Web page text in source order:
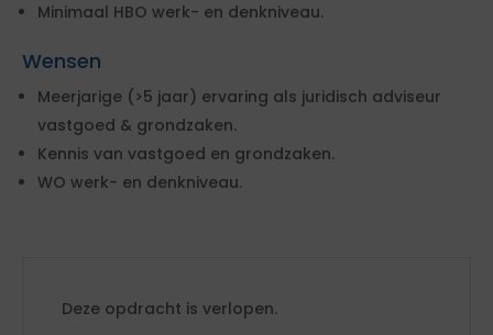
Minimaal HBO werk- en denkniveau.
Wensen
Meerjarige (>5 jaar) ervaring als juridisch adviseur
vastgoed & grondzaken.
Kennis van vastgoed en grondzaken.
WO werk- en denkniveau.
Deze opdracht is verlopen.